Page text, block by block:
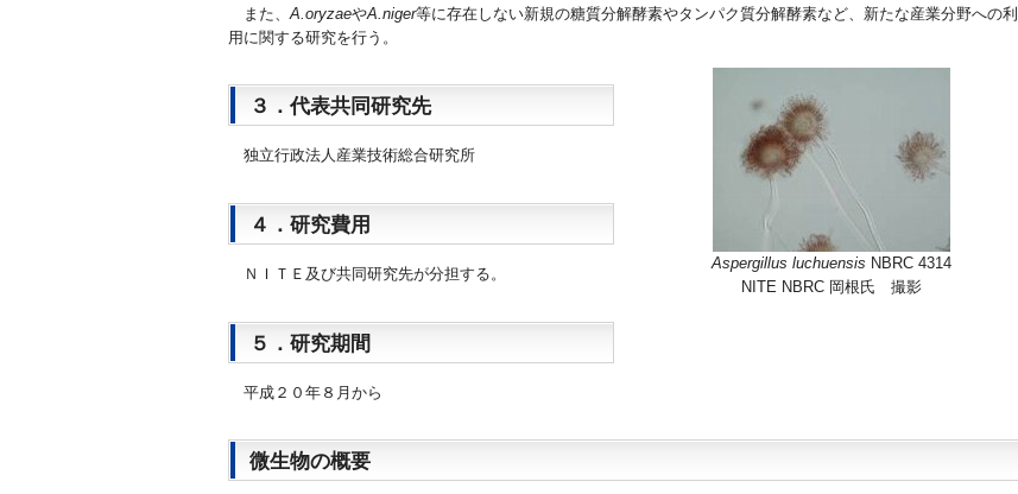
また、 A.oryzaeやA.niger等に存在しない新規の糖質分解酵素やタンパク質分解酵素など、新たな産業分野への利
用に関する研究を行う。
Aspergillus luchuensis NBRC 4314
NITE NBRC 岡根氏 撮影
３．代表共同研究先
独立行政法人産業技術総合研究所
４．研究費用
ＮＩＴＥ及び共同研究先が分担する。
５．研究期間
平成２０年８月から
微生物の概要